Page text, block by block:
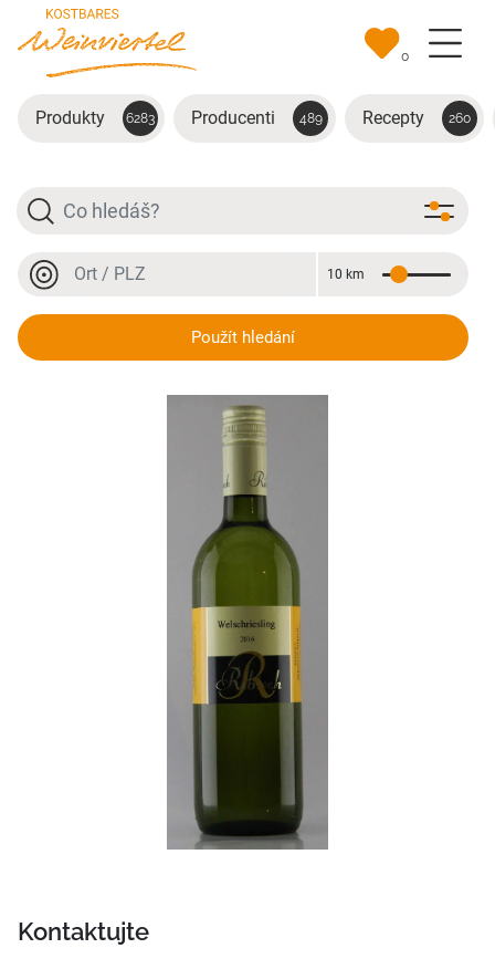
Přejít na hlavní obsah
0
Produkty 6283 Producenti 489 Recepty 260
Hledat
Místo nebo PSČ
Vzdálenost
10 km
Použít hledání
Welschriesling
Kontaktujte